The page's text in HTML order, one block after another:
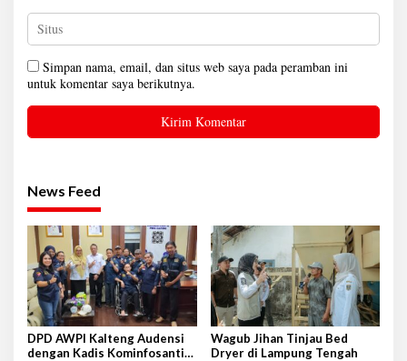
Simpan nama, email, dan situs web saya pada peramban ini
untuk komentar saya berikutnya.
News Feed
DPD AWPI Kalteng Audensi
dengan Kadis Kominfosantik
Wagub Jihan Tinjau Bed
Dryer di Lampung Tengah